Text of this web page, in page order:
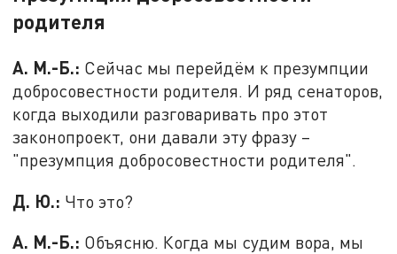
родителя
А. М.-Б.: Сейчас мы перейдём к презумпции
добросовестности родителя. И ряд сенаторов,
когда выходили разговаривать про этот
законопроект, они давали эту фразу –
"презумпция добросовестности родителя".
Д. Ю.: Что это?
А. М.-Б.: Объясню. Когда мы судим вора, мы